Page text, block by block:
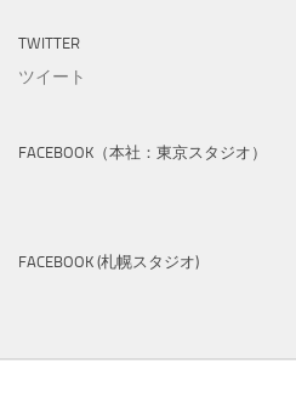
TWITTER
ツイート
FACEBOOK（本社：東京スタジオ）
FACEBOOK (札幌スタジオ)